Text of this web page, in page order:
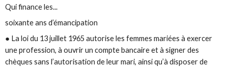
Qui finance les...
soixante ans d’émancipation
● La loi du 13 juillet 1965 autorise les femmes mariées à exercer
une profession, à ouvrir un compte bancaire et à signer des
chèques sans l’autorisation de leur mari, ainsi qu’à disposer de